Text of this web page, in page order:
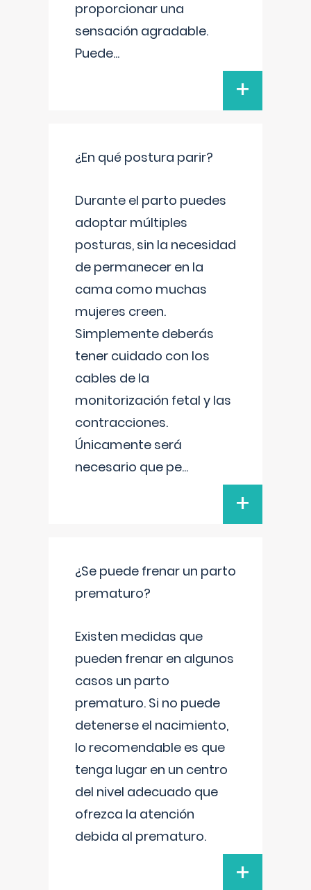
proporcionar una
sensación agradable.
Puede...
+
¿En qué postura parir?
Durante el parto puedes
adoptar múltiples
posturas, sin la necesidad
de permanecer en la
cama como muchas
mujeres creen.
Simplemente deberás
tener cuidado con los
cables de la
monitorización fetal y las
contracciones.
Únicamente será
necesario que pe...
+
¿Se puede frenar un parto
prematuro?
Existen medidas que
pueden frenar en algunos
casos un parto
prematuro. Si no puede
detenerse el nacimiento,
lo recomendable es que
tenga lugar en un centro
del nivel adecuado que
ofrezca la atención
debida al prematuro.
+